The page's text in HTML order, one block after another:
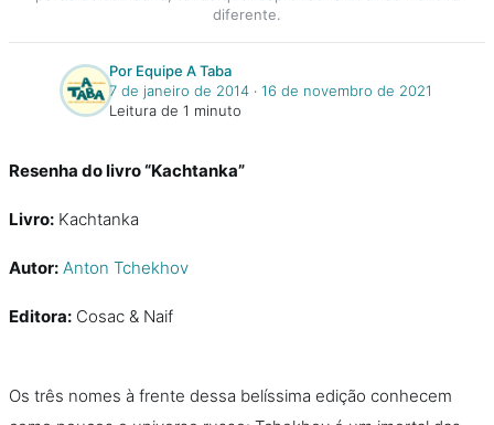
diferente.
Por Equipe A Taba
7 de janeiro de 2014‧ 16 de novembro de 2021
Leitura de 1 minuto
Resenha do livro “Kachtanka”
Livro: Kachtanka
Autor: Anton Tchekhov
Editora: Cosac & Naif
Os três nomes à frente dessa belíssima edição conhecem